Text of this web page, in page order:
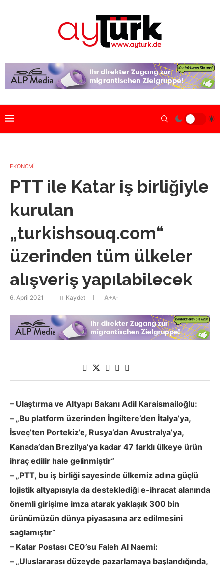
EKONOMİ
PTT ile Katar iş birliğiyle
kurulan
„turkishsouq.com“
üzerinden tüm ülkeler
alışveriş yapılabilecek
6. April 2021 Kaydet A+A-
– Ulaştırma ve Altyapı Bakanı Adil Karaismailoğlu:
– „Bu platform üzerinden İngiltere’den İtalya’ya,
İsveç’ten Portekiz’e, Rusya’dan Avustralya’ya,
Kanada’dan Brezilya’ya kadar 47 farklı ülkeye ürün
ihraç edilir hale gelinmiştir“
– „PTT, bu iş birliği sayesinde ülkemiz adına güçlü
lojistik altyapısıyla da desteklediği e-ihracat alanında
önemli girişime imza atarak yaklaşık 300 bin
ürünümüzün dünya piyasasına arz edilmesini
sağlamıştır“
– Katar Postası CEO’su Faleh Al Naemi:
– „Uluslararası düzeyde pazarlamaya başlandığında,